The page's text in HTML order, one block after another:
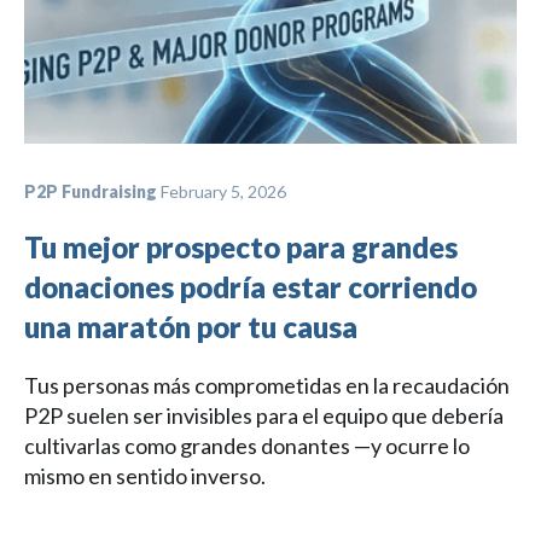
P2P Fundraising February 5, 2026
Tu mejor prospecto para grandes
donaciones podría estar corriendo
una maratón por tu causa
Tus personas más comprometidas en la recaudación
P2P suelen ser invisibles para el equipo que debería
cultivarlas como grandes donantes —y ocurre lo
mismo en sentido inverso.